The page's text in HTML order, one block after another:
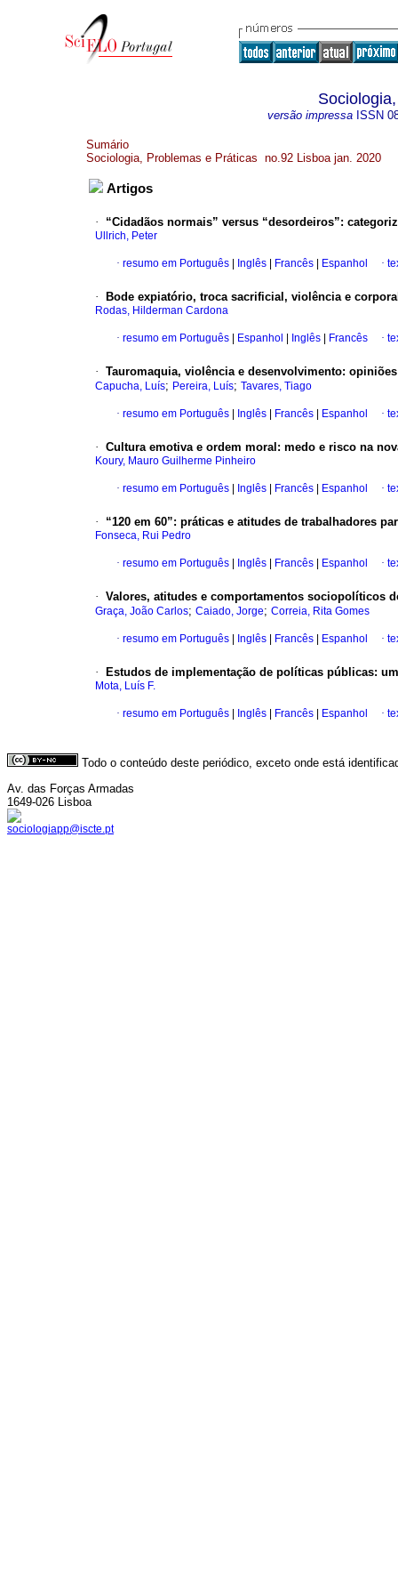
versão impressa ISSN
Sumário
Sociologia, Problemas e Práticas no.92 Lisboa jan. 2020
Artigos
· “Cidadãos normais” versus “desordeiros”:
Ullrich, Peter
· resumo em Português Inglês Francês Espanhol ·
· Bode expiatório, troca sacrificial, violência e
Rodas, Hilderman Cardona
· resumo em Português Espanhol Inglês Francês ·
· Tauromaquia, violência e desenvolvimento:
Capucha, Luís; Pereira, Luís; Tavares, Tiago
· resumo em Português Inglês Francês Espanhol ·
· Cultura emotiva e ordem moral : medo e risco na
Koury, Mauro Guilherme Pinheiro
· resumo em Português Inglês Francês Espanhol ·
· “120 em 60”: práticas e atitudes de trabalhadores
Fonseca, Rui Pedro
· resumo em Português Inglês Francês Espanhol ·
· Valores, atitudes e comportamentos sociopolíticos
Graça, João Carlos; Caiado, Jorge; Correia, Rita Gomes
· resumo em Português Inglês Francês Espanhol ·
· Estudos de implementação de políticas públicas:
Mota, Luís F.
· resumo em Português Inglês Francês Espanhol ·
Todo o conteúdo deste periódico, exceto onde está
Av. das Forças Armadas
1649-026 Lisboa
sociologiapp@iscte.pt